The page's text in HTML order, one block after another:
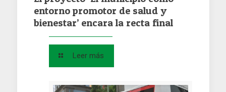
entorno promotor de salud y
bienestar’ encara la recta final
Leer más